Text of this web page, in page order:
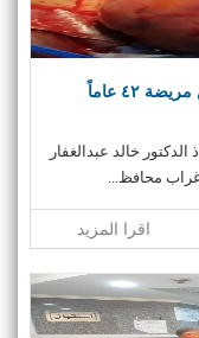
i
o
n
استئصال ورم ضخم يزن ١٥ كجم تقريباً من مريضة ٤٢ عاماً
خالد عبدالغفار
غراب محافظ...
اقرا المزيد